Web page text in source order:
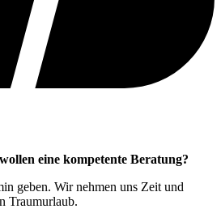
eine kompetente Beratung?
geben. Wir nehmen uns Zeit und
Traumurlaub.